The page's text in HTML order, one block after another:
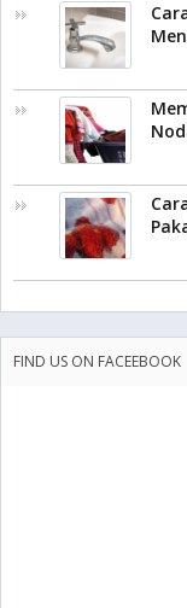
FIND US ON FACEEBOOK